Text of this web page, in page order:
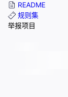
README
规则集
举报项目